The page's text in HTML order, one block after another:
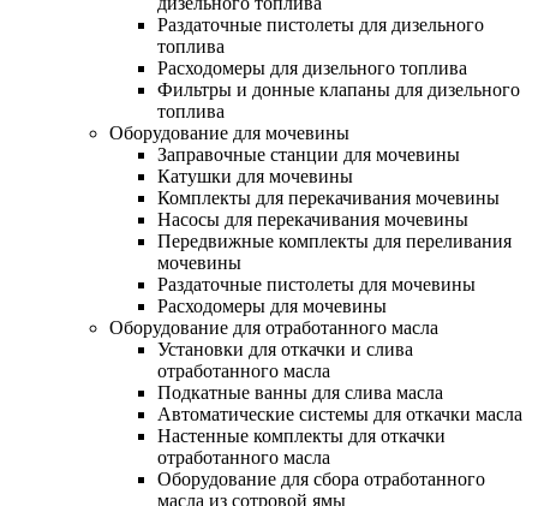
Раздаточные пистолеты для дизельного
топлива
Расходомеры для дизельного топлива
Фильтры и донные клапаны для дизельного
топлива
Оборудование для мочевины
Заправочные станции для мочевины
Катушки для мочевины
Комплекты для перекачивания мочевины
Насосы для перекачивания мочевины
Передвижные комплекты для переливания
мочевины
Раздаточные пистолеты для мочевины
Расходомеры для мочевины
Оборудование для отработанного масла
Установки для откачки и слива
отработанного масла
Подкатные ванны для слива масла
Автоматические системы для откачки масла
Настенные комплекты для откачки
отработанного масла
Оборудование для сбора отработанного
масла из сотровой ямы